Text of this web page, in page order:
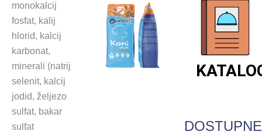
monokalcij
fosfat, kalij
hlorid, kalcij
karbonat,
minerali (natrij
selenit, kalcij
jodid, željezo
sulfat, bakar
sulfat
DOSTUPNE